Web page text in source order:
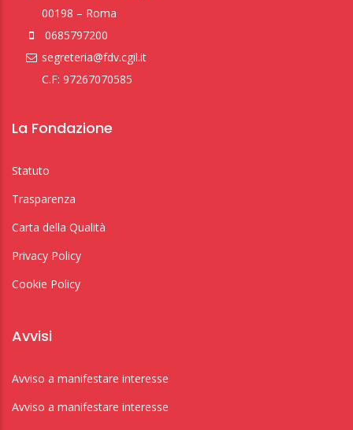
00198 – Roma
0685797200
segreteria@fdv.cgil.it
C.F: 97267070585
La Fondazione
Statuto
Trasparenza
Carta della Qualità
Privacy Policy
Cookie Policy
Avvisi
Avviso a manifestare interesse
Avviso a manifestare interesse